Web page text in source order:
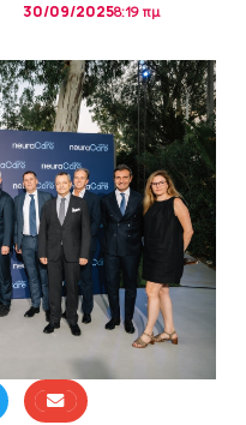
30/09/20258:19 πμ